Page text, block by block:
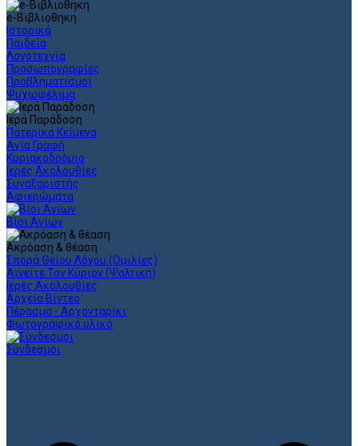
e-Βιβλιοθηκη
Ιστορικά
Παιδεία
Λογοτεχνία
Προσωπογραφίες
Προβληματισμοί
Ψυχωφέλιμα
Ιερά Παράδοση
Πατερικά Κείμενα
Αγία Γραφή
Κυριακοδρόμιο
Ιερές Ακολουθίες
Συναξαριστής
Αφιερώματα
Βίοι Αγίων
Ακρόαση & θέαση
Σπορά Θείου Λόγου (Ομιλίες)
Αινείτε Τον Κύριον (Ψαλτική)
Ιερές Ακολουθίες
Αρχεία Βίντεο
Πέρασμα - Αρχονταρίκι
Φωτογραφικό υλικό
Σύνδεσμοι